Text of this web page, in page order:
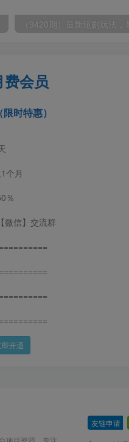
会员
时特惠）
个月
％
微信】交流群
即开通
友链申请